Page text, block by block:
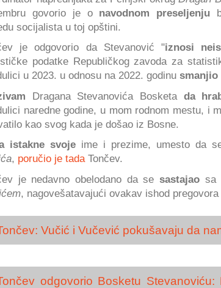
govorio je o navodnom preseljenju
socijalista u toj opštini.
je odgovorio da Stevanović "iznosi
podatke Republičkog zavoda za
u 2023. u odnosu na 2022. godinu smanjio
Dragana Stevanovića Bosketa da
naredne godine, u mom rodnom mestu, i
kao svog kada je došao iz Bosne.
istakne svoje ime i prezime, umesto da
, poručio je tada Tončev.
je nedavno obelodano da sesastajao sa
, nagovešatavajući ovakav ishod
Vučić i Vučević pokušavaju da
odgovorio Bosketu